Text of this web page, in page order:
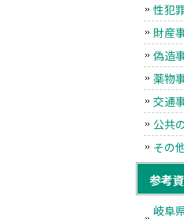
性犯
財産
偽造
薬物
交通
公共
その
参考
岐阜